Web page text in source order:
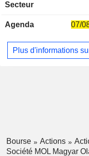
dans le domaine des
dans le secteur
forme un groupe de
associées et ses
Secteur
Agenda 07/
Plus d'informations
Bourse Actions
Société MOL Magyar